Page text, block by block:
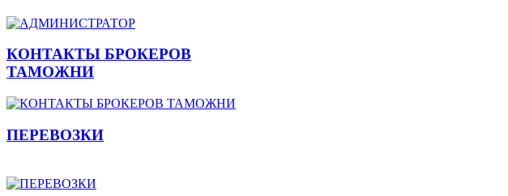
КОНТАКТЫ БРОКЕРОВ
ТАМОЖНИ
ПЕРЕВОЗКИ